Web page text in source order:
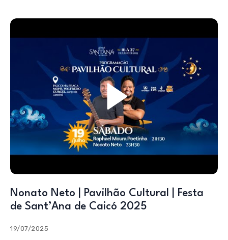
Nonato Neto | Pavilhão Cultural | Festa
de Sant’Ana de Caicó 2025
19/07/2025